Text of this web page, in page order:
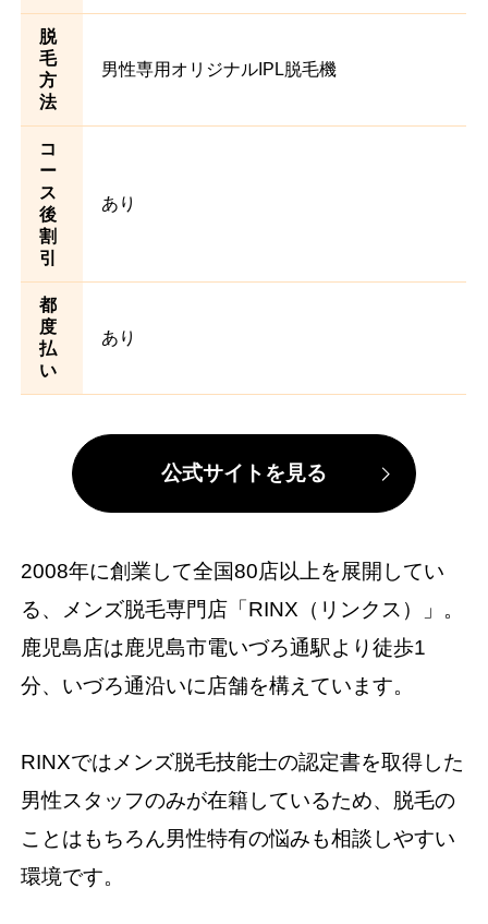
脱
毛
方
法
男性専用オリジナルIPL脱毛機
コ
ー
ス
後
割
引
あり
都
度
払
い
あり
公式サイトを見る
2008年に創業して全国80店以上を展開してい
る、メンズ脱毛専門店「RINX（リンクス）」。
鹿児島店は鹿児島市電いづろ通駅より徒歩1
分、いづろ通沿いに店舗を構えています。
RINXではメンズ脱毛技能士の認定書を取得した
男性スタッフのみが在籍しているため、脱毛の
ことはもちろん男性特有の悩みも相談しやすい
環境です。